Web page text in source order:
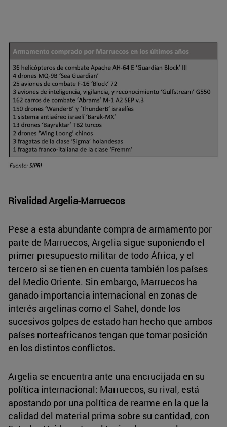
Rivalidad Argelia-Marruecos
Pese a esta abundante compra de armamento por
parte de Marruecos, Argelia sigue suponiendo el
primer presupuesto militar de todo África, y el
tercero si se tienen en cuenta también los países
del Medio Oriente. Sin embargo, Marruecos ha
ganado importancia internacional en zonas de
interés argelinas como el Sahel, donde los
sucesivos golpes de estado han hecho que ambos
países norteafricanos tengan que tomar posición
en los distintos conflictos.
Argelia se encuentra ante una encrucijada en su
política internacional: Marruecos, su rival, está
apostando por una política de rearme en la que la
calidad del material prima sobre su cantidad, con